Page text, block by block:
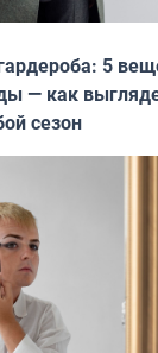
5
— как
сезон